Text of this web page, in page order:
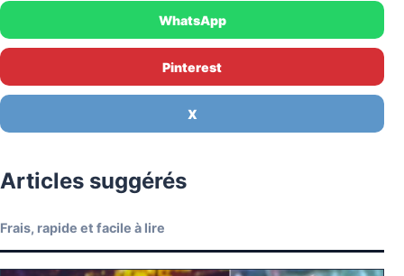
WhatsApp
Pinterest
X
Articles suggérés
Frais, rapide et facile à lire